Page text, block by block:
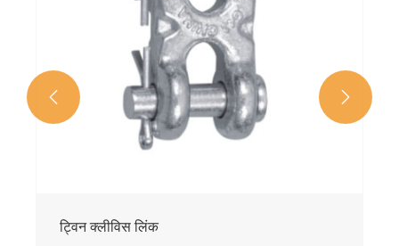
ट्विन क्लीविस लिंक
 